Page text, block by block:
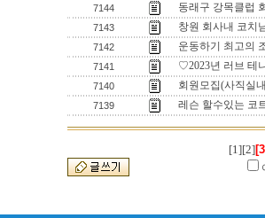
7144 동래구 강목클럽
7143 창원 회사내 코치
7142 운동하기 최고의
7141 ♡2023년 러브 테
7140 회원모집(사직실
7139 레슨 할수있는 코
[1][2]